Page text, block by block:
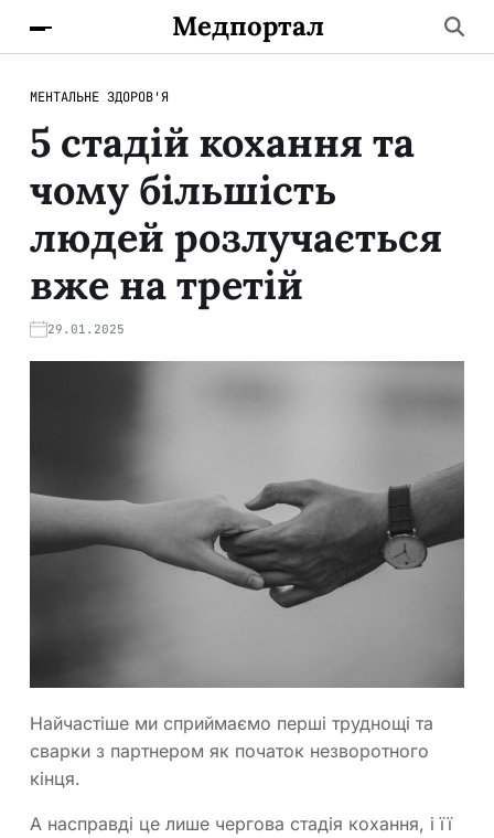
Медпортал
МЕНТАЛЬНЕ ЗДОРОВ'Я
5 стадій кохання та
чому більшість
людей розлучається
вже на третій
29.01.2025
Найчастіше ми сприймаємо перші труднощі та
сварки з партнером як початок незворотного
кінця.
А насправді це лише чергова стадія кохання, і її